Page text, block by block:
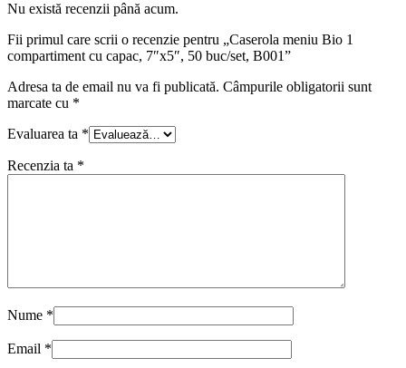
Nu există recenzii până acum.
Fii primul care scrii o recenzie pentru „Caserola meniu Bio 1
compartiment cu capac, 7″x5″, 50 buc/set, B001”
Adresa ta de email nu va fi publicată. Câmpurile obligatorii sunt
marcate cu *
Evaluarea ta *
Recenzia ta *
Nume *
Email *